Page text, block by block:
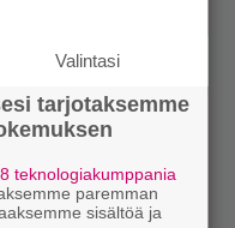
Valintasi
tarjotaksemme
teknologiakumppania
paremman
sisältöä ja